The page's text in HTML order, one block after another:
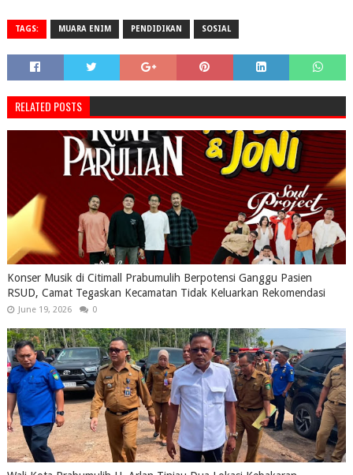
TAGS: MUARA ENIM PENDIDIKAN SOSIAL
RELATED POSTS
Konser Musik di Citimall Prabumulih Berpotensi Ganggu Pasien
RSUD, Camat Tegaskan Kecamatan Tidak Keluarkan Rekomendasi
June 19, 2026 0